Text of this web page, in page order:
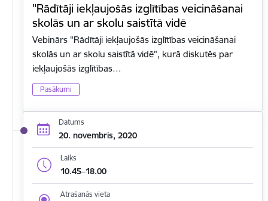
"Rādītāji iekļaujošās izglītības veicināšanai
skolās un ar skolu saistītā vidē
Vebinārs "Rādītāji iekļaujošās izglītības veicināšanai
skolās un ar skolu saistītā vidē", kurā diskutēs par
iekļaujošās izglītības…
Pasākumi
Datums
20. novembris, 2020
Laiks
10.45–18.00
Atrašanās vieta